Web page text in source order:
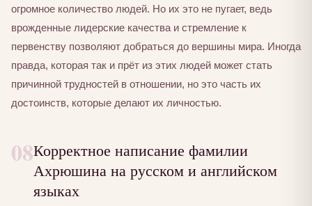
огромное количество людей. Но их это не пугает, ведь
врожденные лидерские качества и стремление к
первенству позволяют добраться до вершины мира. Иногда
правда, которая так и прёт из этих людей может стать
причинной трудностей в отношении, но это часть их
достоинств, которые делают их личностью.
08Корректное написание фамилии
Ахрюшина на русском и английском
языках